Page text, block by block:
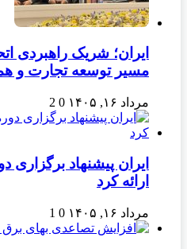
ایران؛ شریک راهبردی
مسیر توسعه تجارت و
مرداد ۱۶, ۱۴۰۵ 0
2
ایران پیشنهاد برگزاری
ارائه کرد
مرداد ۱۶, ۱۴۰۵ 0
1